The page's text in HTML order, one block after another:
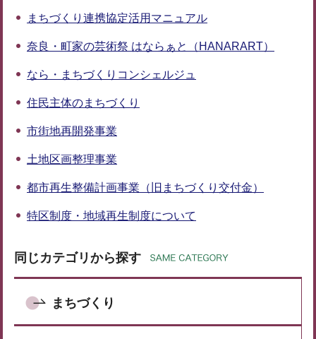
まちづくり連携協定活用マニュアル
奈良・町家の芸術祭 はならぁと（HANARART）
なら・まちづくりコンシェルジュ
住民主体のまちづくり
市街地再開発事業
土地区画整理事業
都市再生整備計画事業（旧まちづくり交付金）
特区制度・地域再生制度について
同じカテゴリから探す
まちづくり